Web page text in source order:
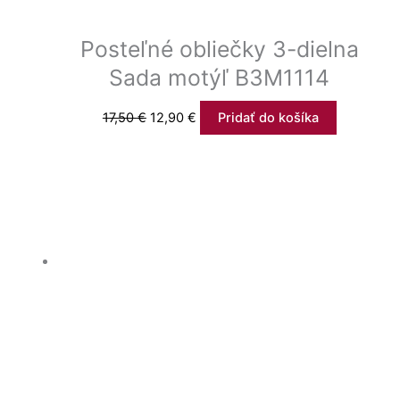
Posteľné obliečky 3-dielna
Sada motýľ B3M1114
17,50€ 12,90 € Pridať do košíka